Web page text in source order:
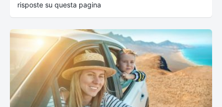
risposte su questa pagina